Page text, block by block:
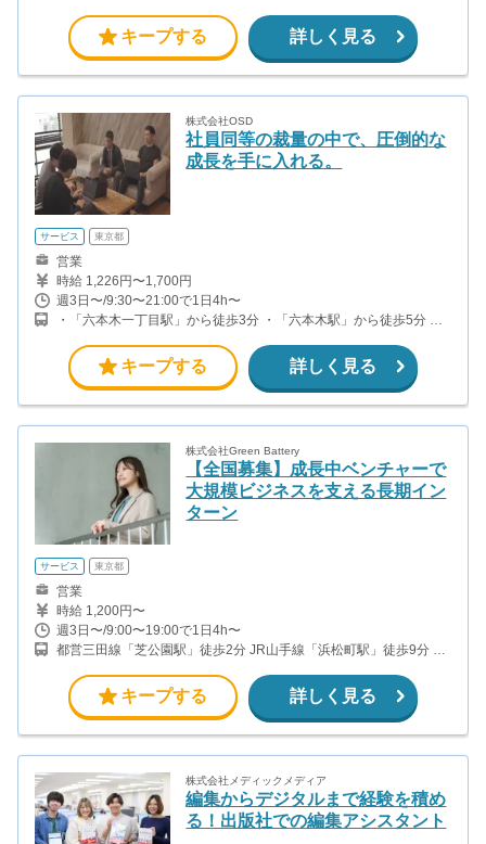
キープする 詳しく見る
株式会社OSD
社員同等の裁量の中で、圧倒的な
成長を手に入れる。
サービス 東京都
営業
時給 1,226円〜1,700円
週3日〜/9:30〜21:00で1日4h〜
・「六本木一丁目駅」から徒歩3分 ・「六本木駅」から徒歩5分 ・
キープする 詳しく見る
株式会社Green Battery
【全国募集】成長中ベンチャーで
大規模ビジネスを支える長期イン
ターン
サービス 東京都
営業
時給 1,200円〜
週3日〜/9:00〜19:00で1日4h〜
都営三田線「芝公園駅」徒歩2分 JR山手線「浜松町駅」徒歩9分 ※
車もしくは公共交通機関を使用しての移動となります。
キープする 詳しく見る
株式会社メディックメディア
編集からデジタルまで経験を積め
る！出版社での編集アシスタント